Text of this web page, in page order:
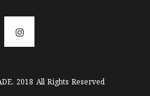
2018 All Rights Reserved